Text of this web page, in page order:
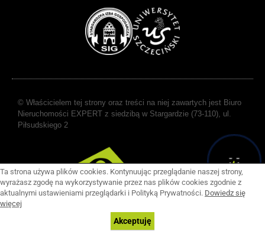
© Właścicielem tej strony oraz treści na niej zawartych jest Biuro
Nieruchomości EXPERT z siedzibą w Stargardzie (73-110), ul.
Piłsudskiego 2
Ta strona używa plików cookies. Kontynuując przeglądanie naszej strony,
wyrażasz zgodę na wykorzystywanie przez nas plików cookies zgodnie z
aktualnymi ustawieniami przeglądarki i Polityką Prywatności. Dowiedz się
więcej
Akceptuję